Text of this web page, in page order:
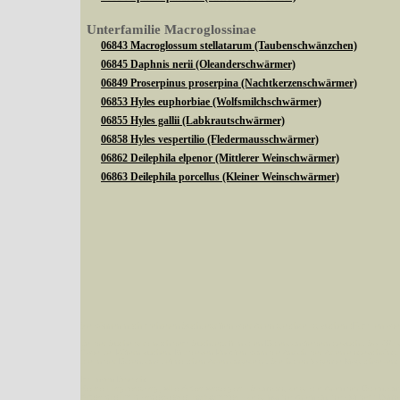
Unterfamilie Macroglossinae
06843 Macroglossum stellatarum (Taubenschwänzchen)
06845 Daphnis nerii (Oleanderschwärmer)
06849 Proserpinus proserpina (Nachtkerzenschwärmer)
06853 Hyles euphorbiae (Wolfsmilchschwärmer)
06855 Hyles gallii (Labkrautschwärmer)
06858 Hyles vespertilio (Fledermausschwärmer)
06862 Deilephila elpenor (Mittlerer Weinschwärmer)
06863 Deilephila porcellus (Kleiner Weinschwärmer)